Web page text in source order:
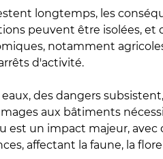
longtemps, les
peuvent être isolées,
notamment
d'activité.
des dangers
aux bâtiments
est un impact majeur,
affectant la faune, la